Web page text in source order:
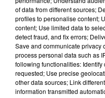
recherche 4
rentrée
La Ville de
recrute 4
la pause
of data from different sources;
profiles to personalise content;
content; Use limited data to
detect fraud, and fix errors;
Save and communicate privacy
process personal data such as
following functionalities:
requested; Use precise
other data sources; Link
information transmitted